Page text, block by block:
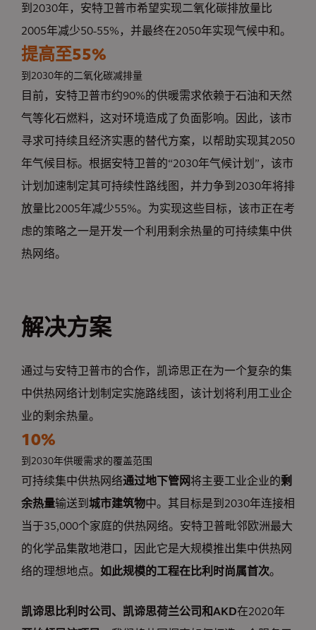
到2030年，安特卫普市希望实现二氧化碳排放量比
2005年减少50-55%，并最终在2050年实现气候中和。
提高至55%
到2030年的二氧化碳减排量
目前，安特卫普市约90%的供暖需求依赖于石油和天然
气等化石燃料，这对环境造成了负面影响。因此，该市
寻求可持续且经济实惠的替代方案，以帮助实现其2050
年气候目标。根据安特卫普的“2030年气候计划”，该市
计划加速制定其可持续性路线图，并力争到2030年将排
放量比2005年减少55%。为实现这些目标，该市正在考
虑的策略之一是开发一个利用剩余热量的可持续集中供
热网络。
解决方案
通过与安特卫普市的合作，凯谛思正在为一个复杂的集
中供热网络计划制定实施路线图，该计划将利用工业企
业的剩余热量。
10%
到2030年供暖需求的覆盖范围
可持续集中供热网络通过地下管网将主要工业企业的剩
余热量输送到 城市建筑物中。其目标是到2030年连接相
当于35,000个家庭的供热网络。安特卫普毗邻欧洲最大
的化学品集散地港口，因此它是大规模推出集中供热网
络的理想地点。 如此规模的工程在比利时尚属首次。
凯谛思比利时公司、凯谛思荷兰公司和AKD在2020年